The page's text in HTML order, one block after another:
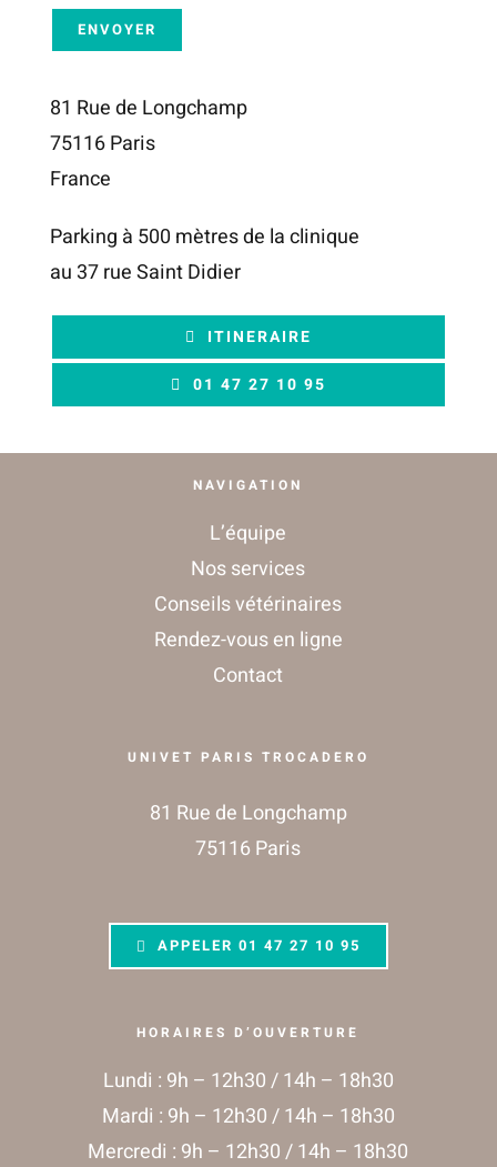
81 Rue de Longchamp
75116 Paris
France
Parking à 500 mètres de la clinique
au 37 rue Saint Didier
ITINERAIRE
01 47 27 10 95
NAVIGATION
L’équipe
Nos services
Conseils vétérinaires
Rendez-vous en ligne
Contact
UNIVET PARIS TROCADERO
81 Rue de Longchamp
75116 Paris
APPELER01 47 27 10 95
HORAIRES D’OUVERTURE
Lundi : 9h – 12h30 / 14h – 18h30
Mardi : 9h – 12h30 / 14h – 18h30
Mercredi : 9h – 12h30 / 14h – 18h30